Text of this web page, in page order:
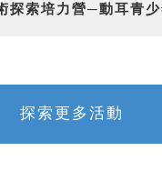
探索培力營─動耳青
探索更多活動